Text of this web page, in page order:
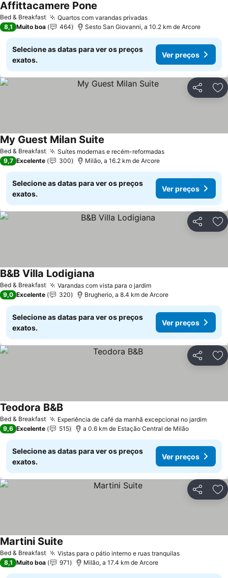
Bed & Breakfast Quartos com varandas privadasVer preços
Affittacamere Pone
8,1 Muito boa 464 Sesto San Giovanni, a 10.2 km de Arcore
Selecione as datas para ver os preços
exatos.
Ver preços
Partilhar
Bed & Breakfast Suítes modernas e recém-reformadasVer preços
My Guest Milan Suite
9,7 Excelente 300 Milão, a 16.2 km de Arcore
Selecione as datas para ver os preços
exatos.
Ver preços
Partilhar
Bed & Breakfast Varandas com vista para o jardimVer preços
B&B Villa Lodigiana
9,0 Excelente 320 Brugherio, a 8.4 km de Arcore
Selecione as datas para ver os preços
exatos.
Ver preços
Partilhar
Bed & Breakfast Experiência de café da manhã excepcional no jardimVer
Teodora B&BVer preços
9,6 Excelente 515 a 0.6 km de Estação Central de Milão
Selecione as datas para ver os preços
exatos.
Ver preços
Partilhar
Bed & Breakfast Vistas para o pátio interno e ruas tranquilasVer preços
Martini Suite
8,1 Muito boa 971 Milão, a 17.4 km de Arcore